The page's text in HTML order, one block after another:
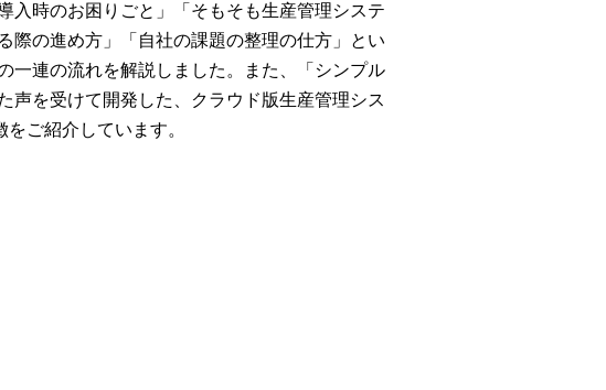
入時のお困りごと」「そもそも生産管理システ
際の進め方」「自社の課題の整理の仕方」とい
一連の流れを解説しました。また、「シンプル
声を受けて開発した、クラウド版生産管理シス
ご紹介しています。